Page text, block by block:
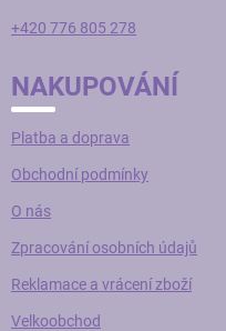
+420 776 805 278
NAKUPOVÁNÍ
Platba a doprava
Obchodní podmínky
O nás
Zpracování osobních údajů
Reklamace a vrácení zboží
Velkoobchod